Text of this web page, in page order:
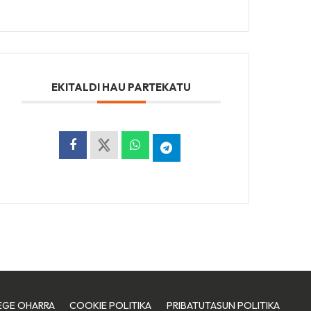
EKITALDI HAU PARTEKATU
OHARRA COOKIE POLITIKA PRIBATUTASUN POLITIKA